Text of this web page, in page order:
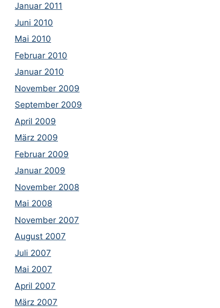
Januar 2011
Juni 2010
Mai 2010
Februar 2010
Januar 2010
November 2009
September 2009
April 2009
März 2009
Februar 2009
Januar 2009
November 2008
Mai 2008
November 2007
August 2007
Juli 2007
Mai 2007
April 2007
März 2007